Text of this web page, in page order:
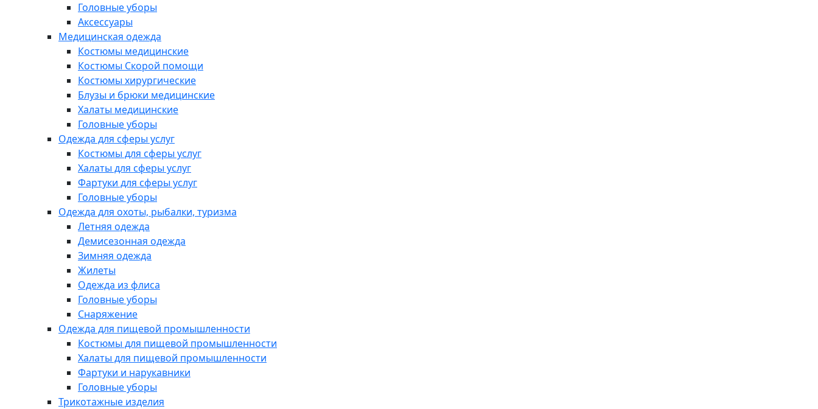
Головные уборы
Аксессуары
Медицинская одежда
Костюмы медицинские
Костюмы Скорой помощи
Костюмы хирургические
Блузы и брюки медицинские
Халаты медицинские
Головные уборы
Одежда для сферы услуг
Костюмы для сферы услуг
Халаты для сферы услуг
Фартуки для сферы услуг
Головные уборы
Одежда для охоты, рыбалки, туризма
Летняя одежда
Демисезонная одежда
Зимняя одежда
Жилеты
Одежда из флиса
Головные уборы
Снаряжение
Одежда для пищевой промышленности
Костюмы для пищевой промышленности
Халаты для пищевой промышленности
Фартуки и нарукавники
Головные уборы
Трикотажные изделия